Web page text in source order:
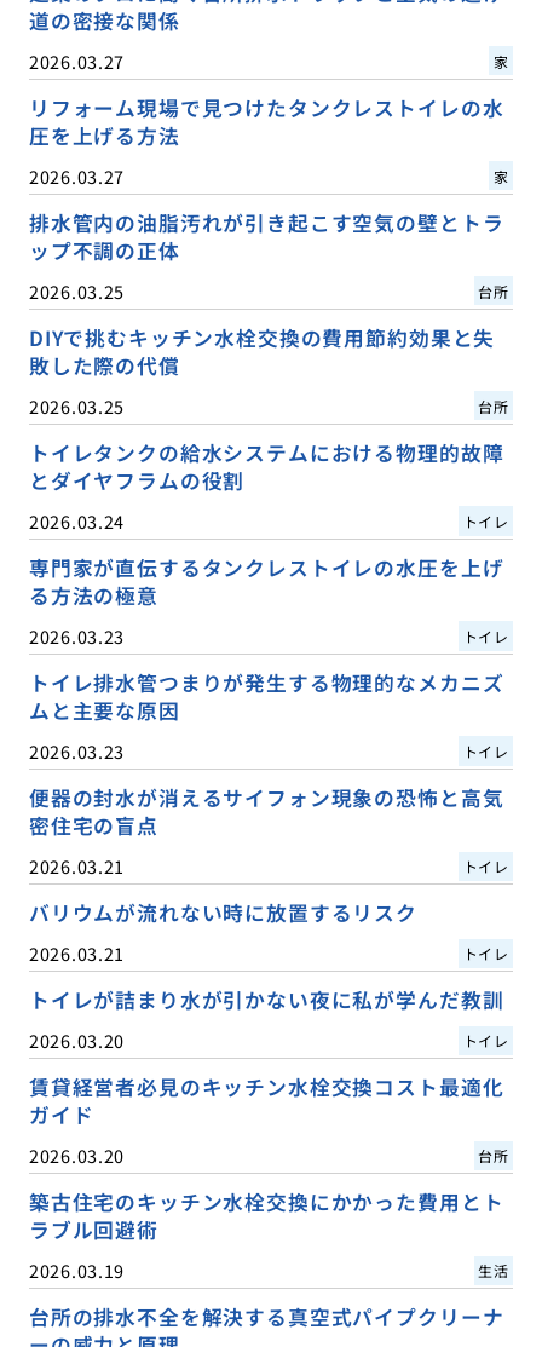
道の密接な関係
2026.03.27 家
リフォーム現場で見つけたタンクレストイレの水
圧を上げる方法
2026.03.27 家
排水管内の油脂汚れが引き起こす空気の壁とトラ
ップ不調の正体
2026.03.25 台所
DIYで挑むキッチン水栓交換の費用節約効果と失
敗した際の代償
2026.03.25 台所
トイレタンクの給水システムにおける物理的故障
とダイヤフラムの役割
2026.03.24 トイレ
専門家が直伝するタンクレストイレの水圧を上げ
る方法の極意
2026.03.23 トイレ
トイレ排水管つまりが発生する物理的なメカニズ
ムと主要な原因
2026.03.23 トイレ
便器の封水が消えるサイフォン現象の恐怖と高気
密住宅の盲点
2026.03.21 トイレ
バリウムが流れない時に放置するリスク
2026.03.21 トイレ
トイレが詰まり水が引かない夜に私が学んだ教訓
2026.03.20 トイレ
賃貸経営者必見のキッチン水栓交換コスト最適化
ガイド
2026.03.20 台所
築古住宅のキッチン水栓交換にかかった費用とト
ラブル回避術
2026.03.19 生活
台所の排水不全を解決する真空式パイプクリーナ